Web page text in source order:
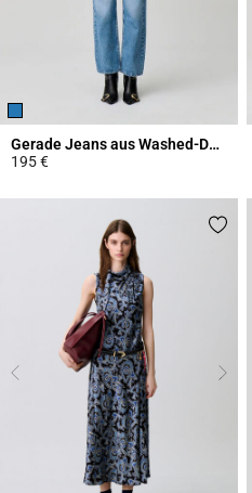
Gerade Jeans aus Washed-Denim
195 €